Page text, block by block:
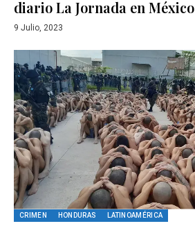
diario La Jornada en México
9 Julio, 2023
CRIMEN HONDURAS LATINOAMÉRICA